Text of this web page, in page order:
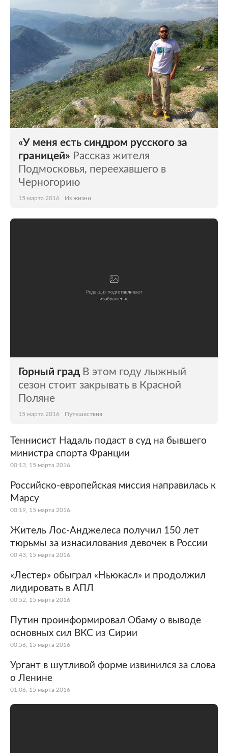
«У меня есть синдром русского за
границей» Рассказ жителя
Подмосковья, переехавшего в
Черногорию
15 марта 2016 Из жизни
Горный град В этом году лыжный
сезон стоит закрывать в Красной
Поляне
15 марта 2016 Путешествия
Теннисист Надаль подаст в суд на бывшего
министра спорта Франции
00:13, 15 марта 2016
Российско-европейская миссия направилась к
Марсу
00:19, 15 марта 2016
Житель Лос-Анджелеса получил 150 лет
тюрьмы за изнасилования девочек в России
00:43, 15 марта 2016
«Лестер» обыграл «Ньюкасл» и продолжил
лидировать в АПЛ
00:52, 15 марта 2016
Путин проинформировал Обаму о выводе
основных сил ВКС из Сирии
00:56, 15 марта 2016
Ургант в шутливой форме извинился за слова
о Ленине
01:06, 15 марта 2016